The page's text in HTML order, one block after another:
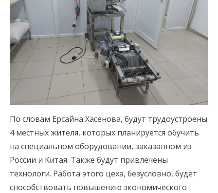
По словам Ерсайна Хасенова, будут трудоустроены
4 местных жителя, которых планируется обучить
на специальном оборудовании, заказанном из
России и Китая. Также будут привлечены
технологи. Работа этого цеха, безусловно, будет
способствовать повышению экономического